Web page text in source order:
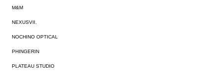
M&M
NEXUSVII.
NOCHINO OPTICAL
PHINGERIN
PLATEAU STUDIO